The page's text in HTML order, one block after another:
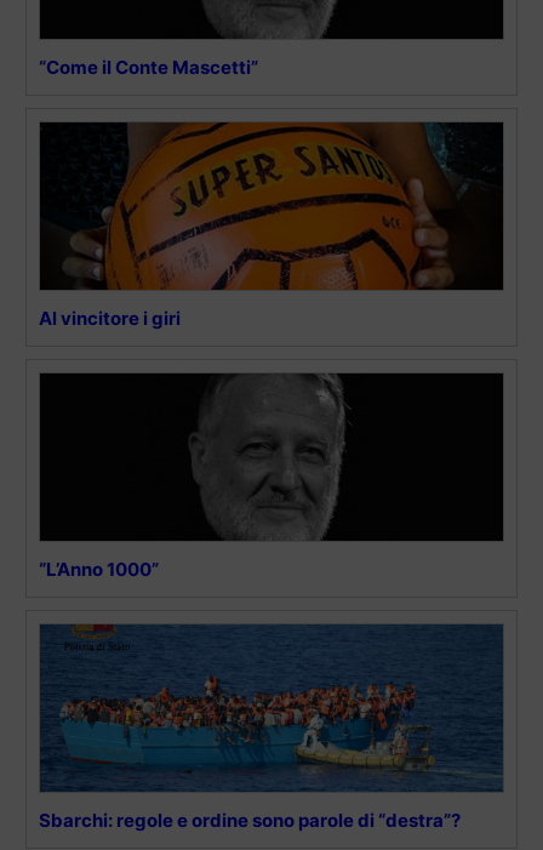
“Come il Conte Mascetti”
Al vincitore i giri
“L’Anno 1000”
Sbarchi: regole e ordine sono parole di “destra”?